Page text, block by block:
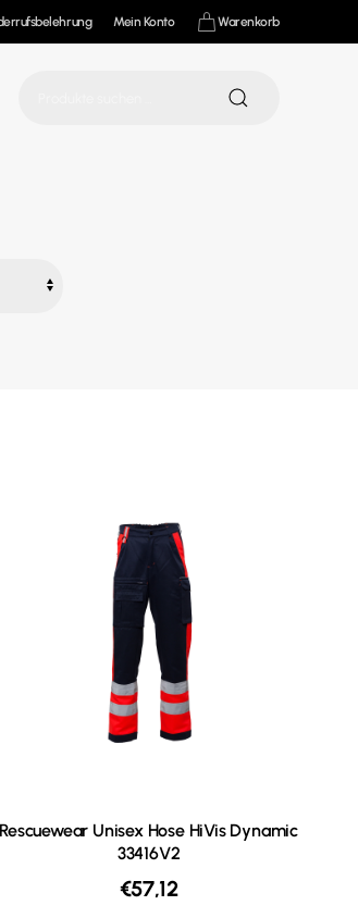
Mein Konto Warenkorb
Rescuewear Unisex Hose HiVis Dynamic
33416V2
€57,12